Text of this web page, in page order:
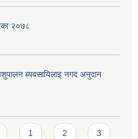
२०७८
ब्यवसायिलाइ नगद अनुदान
1 2 3